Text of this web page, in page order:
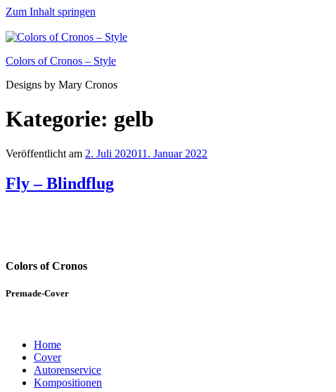
Zum Inhalt springen
Colors of Cronos – Style
Designs by Mary Cronos
Kategorie: gelb
Veröffentlicht am 2. Juli 202011. Januar 2022
Fly – Blindflug
Colors of Cronos
Premade-Cover
Home
Cover
Autorenservice
Kompositionen